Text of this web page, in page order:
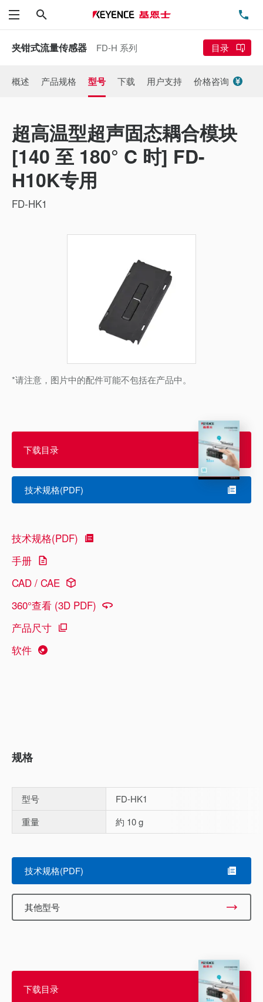
菜单
夹钳式流量传感器 FD-H 系列 目录
概述 产品规格 型号 下载 用户支持 价格咨询
超高温型超声固态耦合模块
[140 至 180° C 时] FD-
H10K专用
FD-HK1
*请注意，图片中的配件可能不包括在产品中。
下载目录
技术规格(PDF)
技术规格(PDF)
手册
CAD / CAE
360°查看 (3D PDF)
产品尺寸
软件
规格
型号
FD-HK1
重量
約 10 g
技术规格(PDF)
其他型号
下载目录